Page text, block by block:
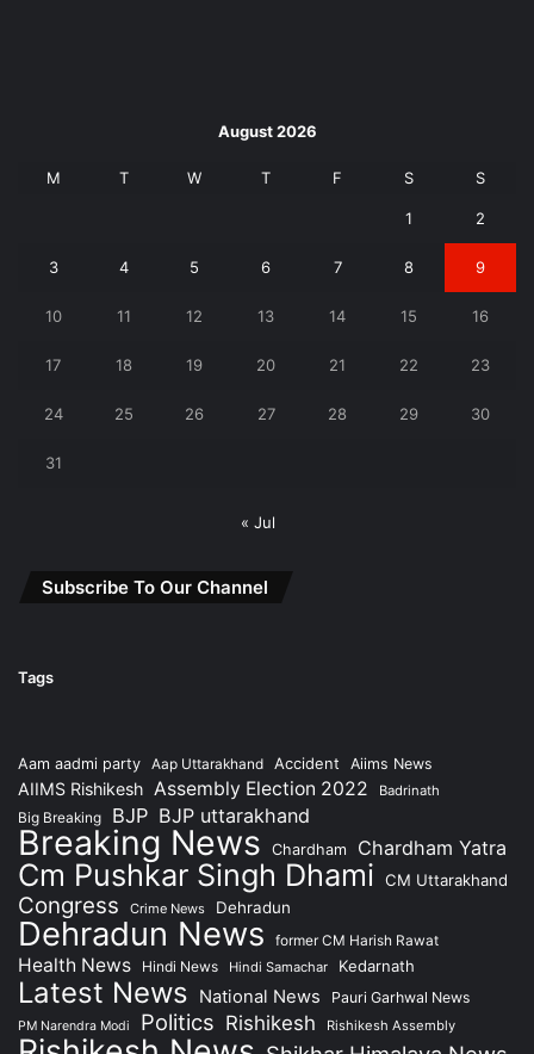
August 2026
M T W T F S S
1 2
3 4 5 6 7 8 9
10 11 12 13 14 15 16
17 18 19 20 21 22 23
24 25 26 27 28 29 30
31
« Jul
Subscribe To Our Channel
Tags
Aam aadmi party Aap Uttarakhand Accident Aiims News
AIIMS Rishikesh Assembly Election 2022 Badrinath
Big Breaking BJP BJP uttarakhand
Breaking News Chardham Chardham Yatra
Cm Pushkar Singh Dhami CM Uttarakhand
Congress Crime News Dehradun
Dehradun News former CM Harish Rawat
Health News Hindi News Hindi Samachar Kedarnath
Latest News National News Pauri Garhwal News
PM Narendra Modi Politics Rishikesh Rishikesh Assembly